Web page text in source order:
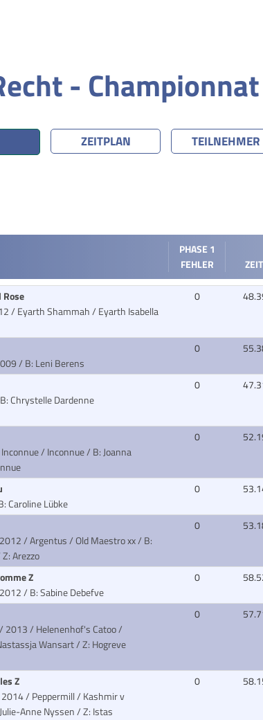
- Championnat
ZEITPLAN TEILNEHMER
PHASE 1
FEHLER
ZEIT
/ Eyarth Shammah / Eyarth Isabella
0
/ B: Leni Berens
0
Chrystelle Dardenne
0
/ Inconnue/ B: Joanna
0
Caroline Lübke
0
/ Argentus / Old Maestro xx/ B:
Arezzo
0
Z
/ B: Sabine Debefve
0
2013 / Helenenhof's Catoo /
Wansart / Z: Hogreve
0
Z
/ Peppermill / Kashmir v
Anne Nyssen / Z: Istas
0